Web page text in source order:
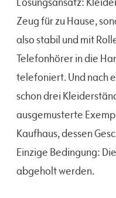
Zeug für zu Hause,
also stabil und mit
Telefonhörer in die
telefoniert. Und nach
schon drei
ausgemusterte
Kaufhaus, dessen
Einzige Bedingung:
abgeholt werden.